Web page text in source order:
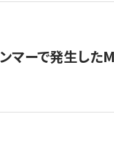
ンマーで発生し